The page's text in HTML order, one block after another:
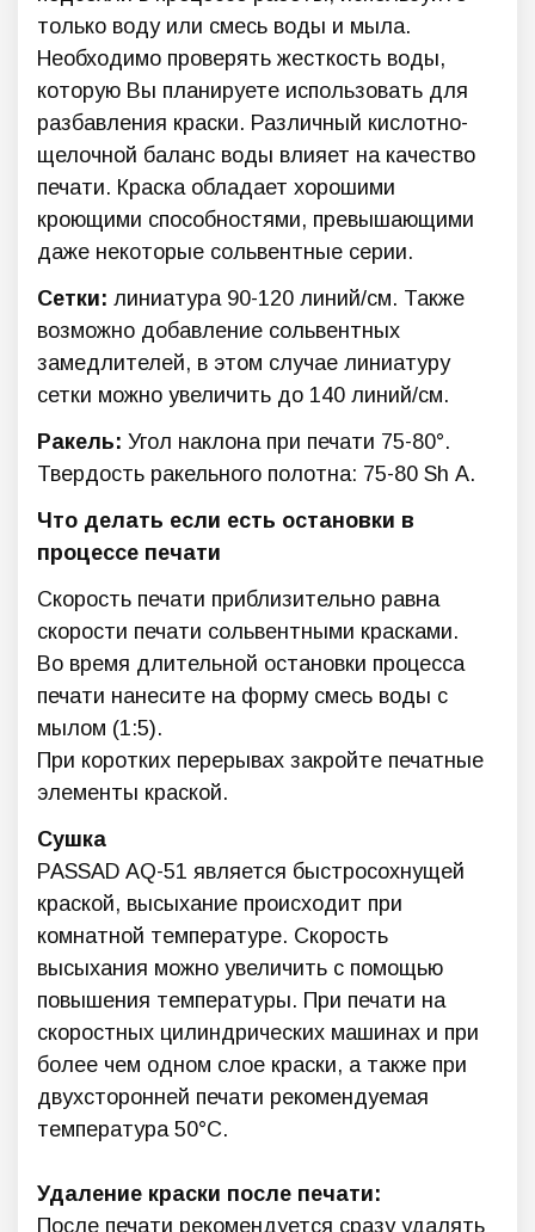
только воду или смесь воды и мыла.
Необходимо проверять жесткость воды,
которую Вы планируете использовать для
разбавления краски. Различный кислотно-
щелочной баланс воды влияет на качество
печати. Краска обладает хорошими
кроющими способностями, превышающими
даже некоторые сольвентные серии.
Сетки: линиатура 90-120 линий/см. Также
возможно добавление сольвентных
замедлителей, в этом случае линиатуру
сетки можно увеличить до 140 линий/см.
Ракель: Угол наклона при печати 75-80°.
Твердость ракельного полотна: 75-80 Sh А.
Что делать если есть остановки в
процессе печати
Скорость печати приблизительно равна
скорости печати сольвентными красками.
Во время длительной остановки процесса
печати нанесите на форму смесь воды с
мылом (1:5).
При коротких перерывах закройте печатные
элементы краской.
Сушка
PASSAD AQ-51 является быстросохнущей
краской, высыхание происходит при
комнатной температуре. Скорость
высыхания можно увеличить с помощью
повышения температуры. При печати на
скоростных цилиндрических машинах и при
более чем одном слое краски, а также при
двухсторонней печати рекомендуемая
температура 50°С.
Удаление краски после печати:
После печати рекомендуется сразу удалять